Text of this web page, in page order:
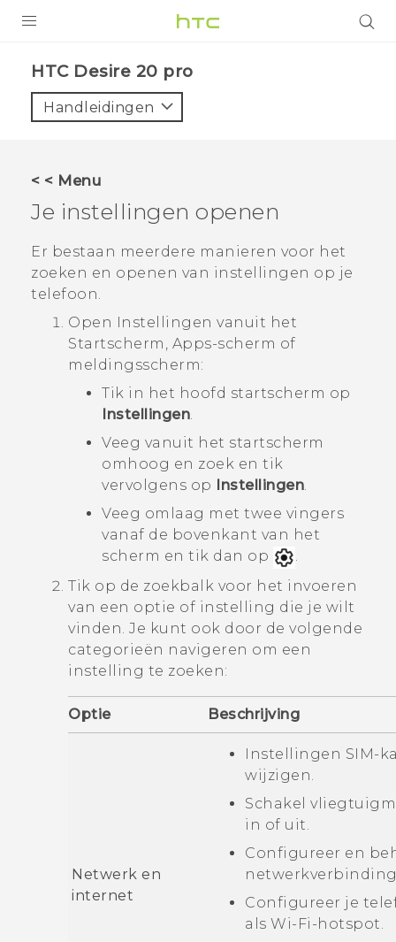
VIVE
HTC Club
SUPPORT
HTC-apparaten & -accessoires
VIVERSE
‎HTC Desire 20 pro‎
Handleidingen
< < Menu
Je instellingen openen
Er bestaan meerdere manieren voor het
zoeken en openen van instellingen op je
telefoon.
Open
Instellingen vanuit het
Startscherm , Apps-scherm of
meldingsscherm:
Tik in het hoofd startscherm op
Instellingen.
Veeg vanuit het startscherm
omhoog en zoek en tik
vervolgens op
Instellingen.
Veeg omlaag met twee vingers
vanaf de bovenkant van het
scherm en tik dan op
.
Tik op de zoekbalk voor het invoeren
van een optie of instelling die je wilt
vinden. Je kunt ook door de volgende
categorieën navigeren om een
instelling te zoeken:
Optie Beschrijving
Netwerk en
internet
Instellingen SIM-
wijzigen.
Schakel
in of uit.
Configureer en
Configureer je
als Wi‍-Fi -hotspot.